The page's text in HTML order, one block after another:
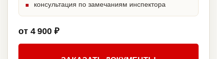
консультация по замечаниям инспектора
от 4 900 ₽